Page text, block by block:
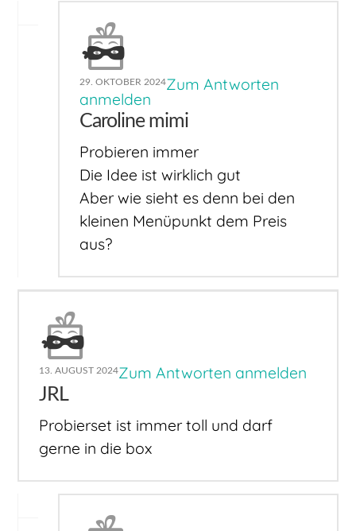
29. OKTOBER 2024Zum Antworten
anmelden
Caroline mimi
Probieren immer
Die Idee ist wirklich gut
Aber wie sieht es denn bei den
kleinen Menüpunkt dem Preis
aus?
13. AUGUST 2024Zum Antworten anmelden
JRL
Probierset ist immer toll und darf
gerne in die box